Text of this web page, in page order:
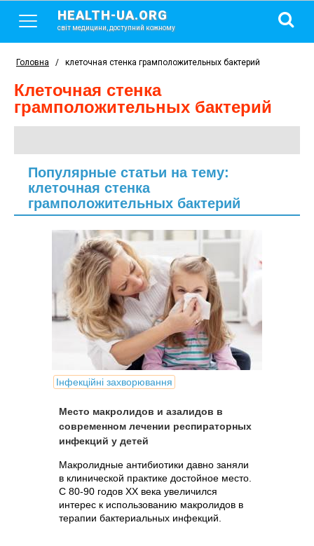
HEALTH-UA.ORG
світ медицини, доступний кожному
Головна / клеточная стенка грамположительных бактерий
клеточная стенка
грамположительных бактерий
Популярные статьи на тему:
клеточная стенка
грамположительных бактерий
Інфекційні захворювання
Место макролидов и азалидов в
современном лечении респираторных
инфекций у детей
Макролидные антибиотики давно заняли
в клинической практике достойное место.
С 80-90 годов ХХ века увеличился
интерес к использованию макролидов в
терапии бактериальных инфекций.